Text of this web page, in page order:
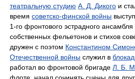
театральную студию А. Д. Дикого и
время советско-финской войны
1-го фронтового эстрадного
собственных фельетонов и стихов
дружен с поэтом Константином
Отечественной войны служил в
работал во фронтовой бригаде Л. Б.